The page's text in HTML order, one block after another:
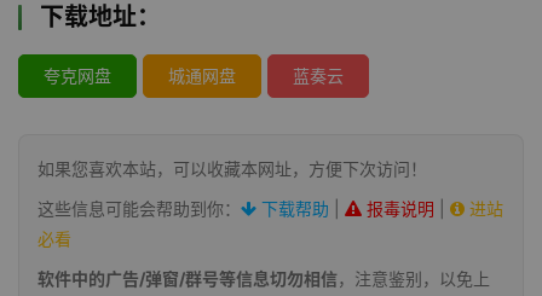
下载地址：
夸克网盘 城通网盘 蓝奏云
如果您喜欢本站，可以收藏本网址，方便下次访问！
这些信息可能会帮助到你：
下载帮助 报毒说明
进站
必看
软件中的广告/弹窗/群号等信息切勿相信，注意鉴别，以免上